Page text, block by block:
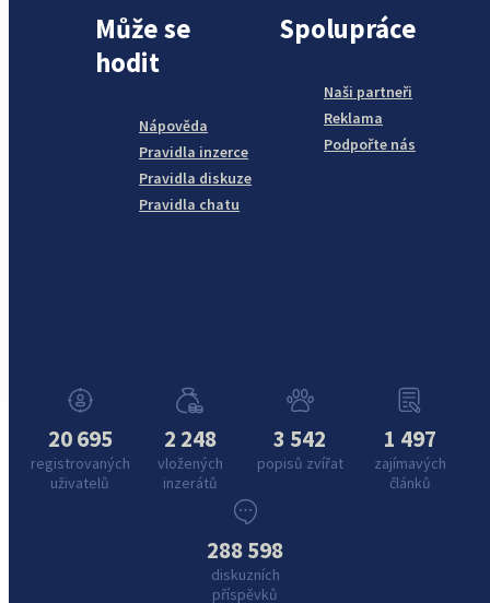
Může se
hodit
Nápověda
Pravidla inzerce
Pravidla diskuze
Pravidla chatu
Spolupráce
Naši partneři
Reklama
Podpořte nás
20 695
registrovaných
uživatelů
2 248
vložených
inzerátů
3 542
popisů zvířat
1 497
zajímavých
článků
288 598
diskuzních
příspěvků